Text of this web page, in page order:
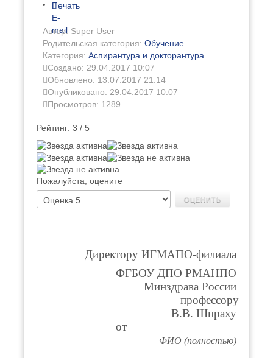
Печать
E-
mail
Автор: Super User
Родительская категория: Обучение
Категория: Аспирантура и докторантура
Создано: 29.04.2017 10:07
Обновлено: 13.07.2017 21:14
Опубликовано: 29.04.2017 10:07
Просмотров: 1289
Рейтинг: 3 / 5
Пожалуйста, оцените
Директору ИГМАПО-филиала
ФГБОУ ДПО РМАНПО
Минздрава России
профессору
В.В. Шпраху
от__________________
ФИО (полностью)